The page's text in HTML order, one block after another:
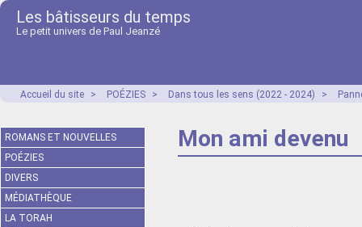
Les bâtisseurs du temps
Le petit univers de Paul Jeanzé
Accueil du site > POÉZIES > Dans tous les sens (2022 - 2024) >
Mon ami devenu
ROMANS ET NOUVELLES
POÉZIES
DIVERS
MÉDIATHÈQUE
LA TORAH